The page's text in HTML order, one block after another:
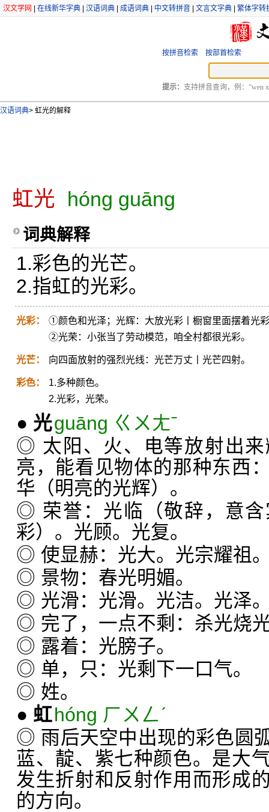
汉文学网 在线新华字典 汉语词典 成语词典 中文转拼音 文言文字典 繁体字转
按拼音检索 按部首检索
提示： 支持拼音查询，例：“wen
汉语词典> 虹光的解释
虹光 hóng guāng
词典解释
1.彩色的光芒。
2.指虹的光彩。
光彩：
①颜色和光泽；光辉：大放光彩丨橱窗里面摆着光
②光荣：小张当了劳动模范，咱全村都很光彩。
光芒： 向四面放射的强烈光线：光芒万丈丨光芒四射。
彩色：
1.多种颜色。
2.光彩，光荣。
● 光guāng ㄍㄨㄤˉ
◎ 太阳、火、电等放射出
亮，能看见物体的那种东西
华（明亮的光辉）。
◎ 荣誉：光临（敬辞，意
彩）。光顾。光复。
◎ 使显赫：光大。光宗耀祖
◎ 景物：春光明媚。
◎ 光滑：光滑。光洁。光泽
◎ 完了，一点不剩：杀光烧
◎ 露着：光膀子。
◎ 单，只：光剩下一口气。
◎ 姓。
● 虹hóng ㄏㄨㄥˊ
◎ 雨后天空中出现的彩色圆
蓝、靛、紫七种颜色。是大
发生折射和反射作用而形成
的方向。